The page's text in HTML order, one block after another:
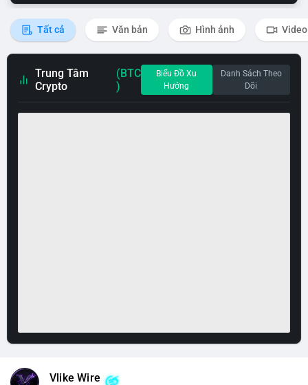
Tất cả Văn bản Hình ảnh Video
Trung Tâm
Crypto
(BTC
)
Biểu Đồ Xu
Hướng
Danh Sách Theo
Dõi
Vlike Wire